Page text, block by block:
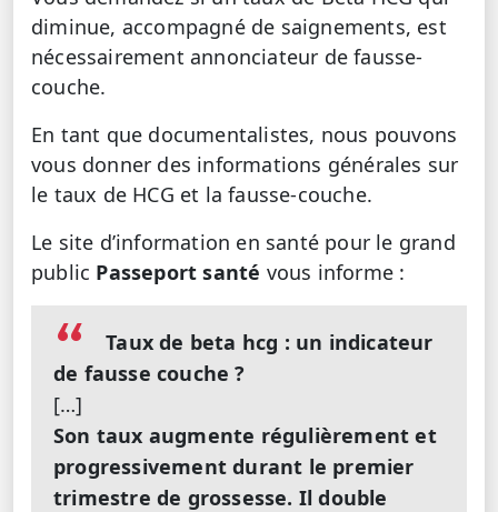
diminue, accompagné de saignements, est
nécessairement annonciateur de fausse-
couche.
En tant que documentalistes, nous pouvons
vous donner des informations générales sur
le taux de HCG et la fausse-couche.
Le site d’information en santé pour le grand
public Passeport santé vous informe :
Taux de beta hcg : un indicateur
de fausse couche ?
[…]
Son taux augmente régulièrement et
progressivement durant le premier
trimestre de grossesse. Il double